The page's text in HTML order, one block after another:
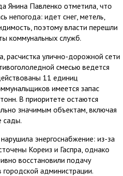
Янина Павленко отметила, что
непогода: идет снег, метель,
поэтому власти перешли
коммунальных служб.
расчистка улично-дорожной сети
смесью ведется
11 единиц
имеется запас
В приоритете остаются
значимым объектам, включая
сады.
энергоснабжение: из-за
Кореиз и Гаспра, однако
восстановили подачу
администрации.